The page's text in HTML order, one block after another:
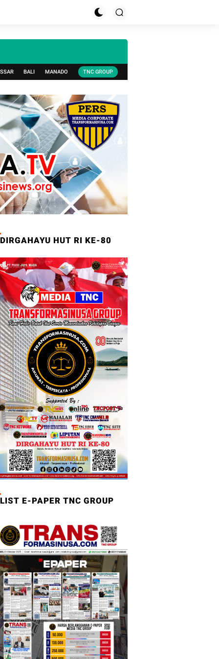
BALI MANADO TNC GROUP
DIRGAHAYU HUT RI KE-80
LIST E-PAPER TNC GROUP